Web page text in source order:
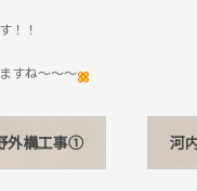
！！
すね～～～
外構工事① 河